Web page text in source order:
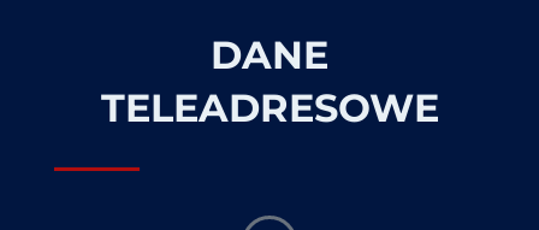
DANE
TELEADRESOWE